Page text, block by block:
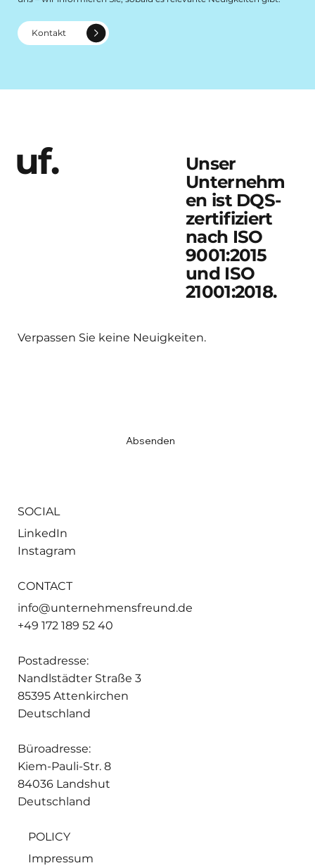
Kontakt
uf.
Unser
Unternehm
en ist DQS-
zertifiziert
nach ISO
9001:2015
und ISO
21001:2018.
Verpassen Sie keine Neuigkeiten.
Absenden
SOCIAL
LinkedIn
Instagram
CONTACT
info@unternehmensfreund.de
+49 172 189 52 40
Postadresse:
Nandlstädter Straße 3
85395 Attenkirchen
Deutschland
Büroadresse:
Kiem-Pauli-Str. 8
84036 Landshut
Deutschland
POLICY
Impressum